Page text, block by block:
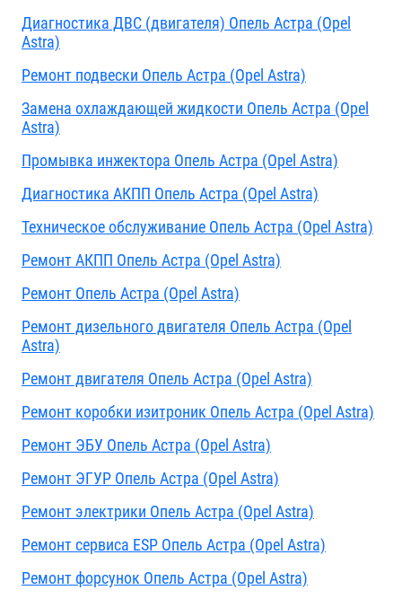
Диагностика ДВС (двигателя) Опель Астра (Opel
Astra)
Ремонт подвески Опель Астра (Opel Astra)
Замена охлаждающей жидкости Опель Астра (Opel
Astra)
Промывка инжектора Опель Астра (Opel Astra)
Диагностика АКПП Опель Астра (Opel Astra)
Техническое обслуживание Опель Астра (Opel Astra)
Ремонт АКПП Опель Астра (Opel Astra)
Ремонт Опель Астра (Opel Astra)
Ремонт дизельного двигателя Опель Астра (Opel
Astra)
Ремонт двигателя Опель Астра (Opel Astra)
Ремонт коробки изитроник Опель Астра (Opel Astra)
Ремонт ЭБУ Опель Астра (Opel Astra)
Ремонт ЭГУР Опель Астра (Opel Astra)
Ремонт электрики Опель Астра (Opel Astra)
Ремонт сервиса ESP Опель Астра (Opel Astra)
Ремонт форсунок Опель Астра (Opel Astra)